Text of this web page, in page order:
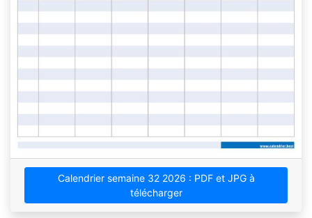
Calendrier semaine 32 2026 : PDF et JPG à
télécharger